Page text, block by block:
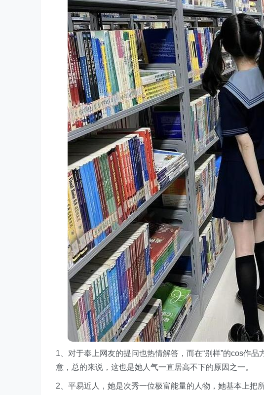
1、对于奉上网友的提问也热情解答，而在“别样”的cos作
意，总的来说，这也是她人气一直居高不下的原因之一。
2、平易近人，她是次秀一位极富能量的人物，她基本上把